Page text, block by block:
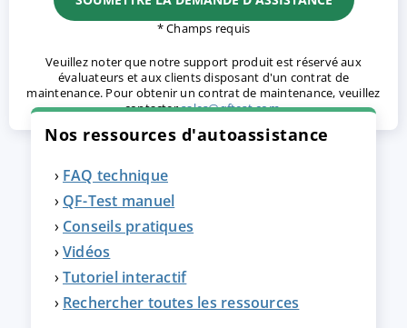
* Champs requis
Veuillez noter que notre support produit est réservé aux
évaluateurs et aux clients disposant d'un contrat de
maintenance. Pour obtenir un contrat de maintenance, veuillez
contactersales@qftest.com.
Nos ressources d'autoassistance
FAQ technique
QF-Test manuel
Conseils pratiques
Vidéos
Tutoriel interactif
Rechercher toutes les ressources